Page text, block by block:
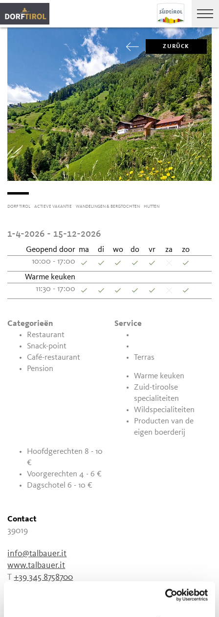
ZURÜCK
DORF TIROL ACTIEVE VAKANTIE WANDELINGEN & BERGTOCHTEN HUTTEN
1-4-2026 - 15-12-2026
Geopend door ma di wo do vr za
zo
10:00 - 17:00
Warme keuken
11:30 - 17:00
Categorieën
Restaurant
Snack-point
Café-restaurant
Pension
Service
Terras
Warme keuken
Zuid-tiroolse
specialiteiten
Wildspecialiteiten
Producten van de
eigen boerderij
Hoofdgerechten 8 - 10
€
Voorgerechten 4 - 6 €
Dagschotel 6 - 10 €
Contact
39019
info@talbauer.it
www.talbauer.it
T+39 345 8758700